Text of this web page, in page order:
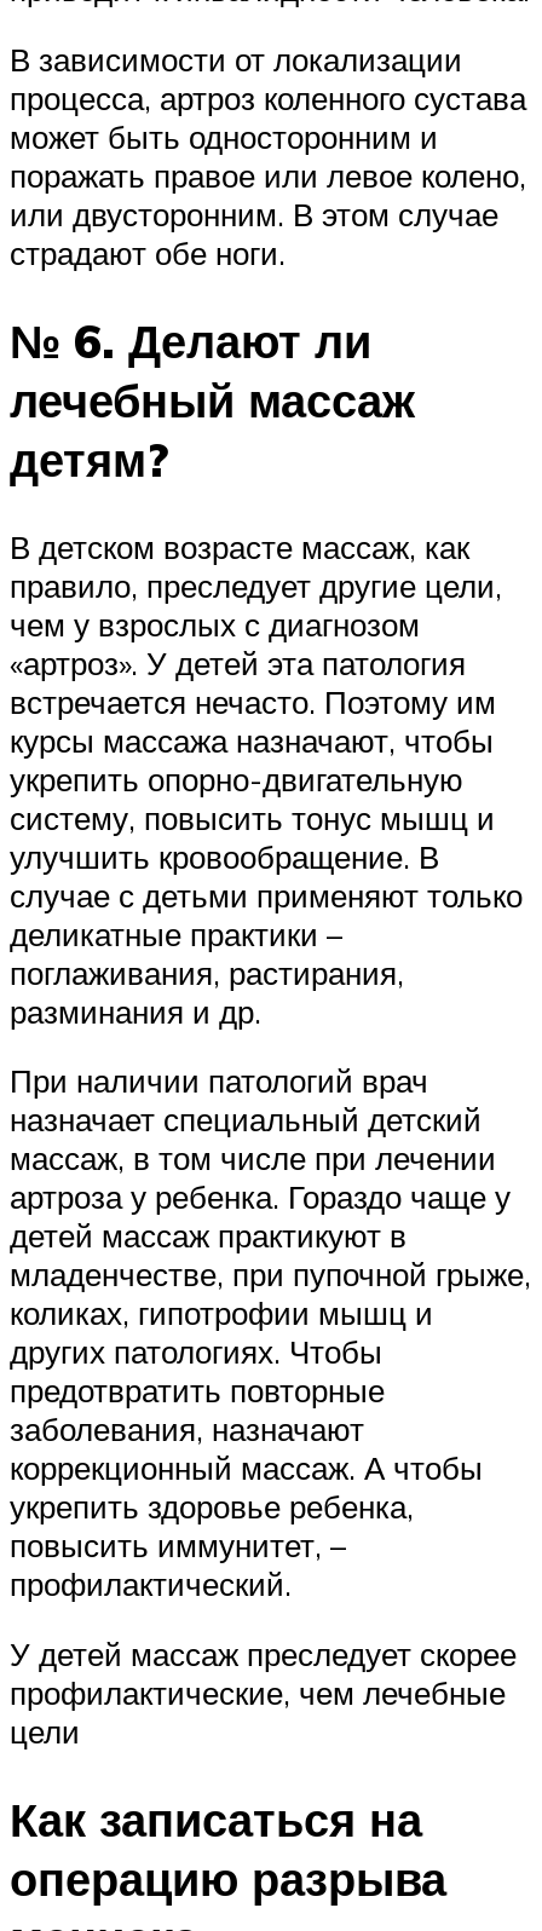
В зависимости от локализации
процесса, артроз коленного сустава
может быть односторонним и
поражать правое или левое колено,
или двусторонним. В этом случае
страдают обе ноги.
№ 6. Делают ли
лечебный массаж
детям?
В детском возрасте массаж, как
правило, преследует другие цели,
чем у взрослых с диагнозом
«артроз». У детей эта патология
встречается нечасто. Поэтому им
курсы массажа назначают, чтобы
укрепить опорно-двигательную
систему, повысить тонус мышц и
улучшить кровообращение. В
случае с детьми применяют только
деликатные практики –
поглаживания, растирания,
разминания и др.
При наличии патологий врач
назначает специальный детский
массаж, в том числе при лечении
артроза у ребенка. Гораздо чаще у
детей массаж практикуют в
младенчестве, при пупочной грыже,
коликах, гипотрофии мышц и
других патологиях. Чтобы
предотвратить повторные
заболевания, назначают
коррекционный массаж. А чтобы
укрепить здоровье ребенка,
повысить иммунитет, –
профилактический.
У детей массаж преследует скорее
профилактические, чем лечебные
цели
Как записаться на
операцию разрыва